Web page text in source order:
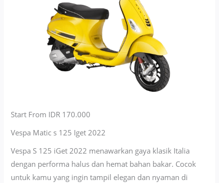
Start From IDR 170.000
Vespa Matic s 125 Iget 2022
Vespa S 125 iGet 2022 menawarkan gaya klasik Italia
dengan performa halus dan hemat bahan bakar. Cocok
untuk kamu yang ingin tampil elegan dan nyaman di